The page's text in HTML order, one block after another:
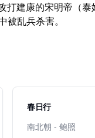
打建康的宋明帝（
乱兵杀害。
春日行
南北朝 - 鲍照